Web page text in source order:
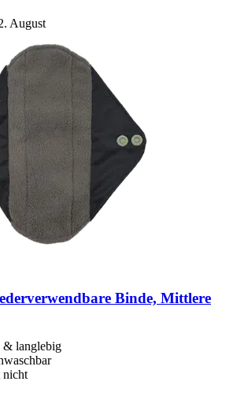
August
Binde, Mittlere
& langlebig
nicht